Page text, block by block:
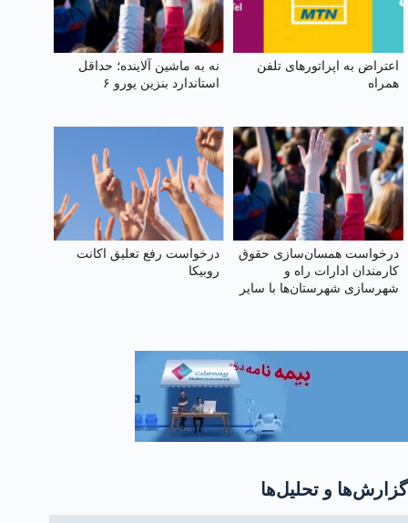
اعتراض به اپراتورهای تلفن
همراه
نه به ماشین آلاینده؛ حداقل
استاندارد بنزین یورو ۶
درخواست همسان‌سازی حقوق
کارمندان ادارات راه و
شهرسازی شهرستان‌ها با سایر
درخواست رفع تعلیق اکانت
روبیکا
گزارش‌ها و تحلیل‌ها